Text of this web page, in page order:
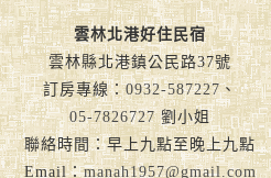
雲林北港好住民宿
雲林縣北港鎮公民路37號
訂房專線：0932-587227、
05-7826727劉小姐
聯絡時間：早上九點至晚上九點
Email：manah1957@gmail.com